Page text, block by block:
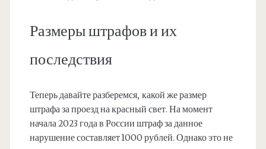
Размеры штрафов и их
последствия
Теперь давайте разберемся, какой же размер
штрафа за проезд на красный свет. На момент
начала 2023 года в России штраф за данное
нарушение составляет 1000 рублей. Однако это не